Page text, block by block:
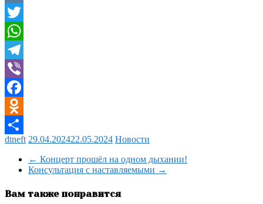
VK
Twitter
WhatsApp
Telegram
Viber
Facebook
Odnoklassniki
Отправить
dtneft 29.04.202422.05.2024 Новости
← Концерт прошёл на одном дыхании!
Консультация с наставляемыми →
Вам также понравится